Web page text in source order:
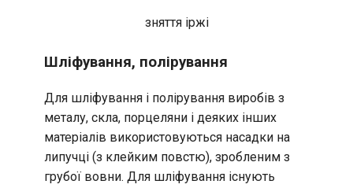
зняття іржі
Шліфування, полірування
Для шліфування і полірування виробів з
металу, скла, порцеляни і деяких інших
матеріалів використовуються насадки на
липучці (з клейким повстю), зробленим з
грубої вовни. Для шліфування існують